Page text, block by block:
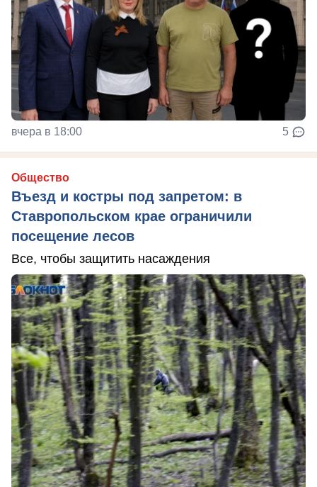
вчера в 18:00 5
Общество
Въезд и костры под запретом: в
Ставропольском крае ограничили
посещение лесов
Все, чтобы защитить насаждения